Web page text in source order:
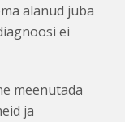
alanud juba
ei
meenutada
ja